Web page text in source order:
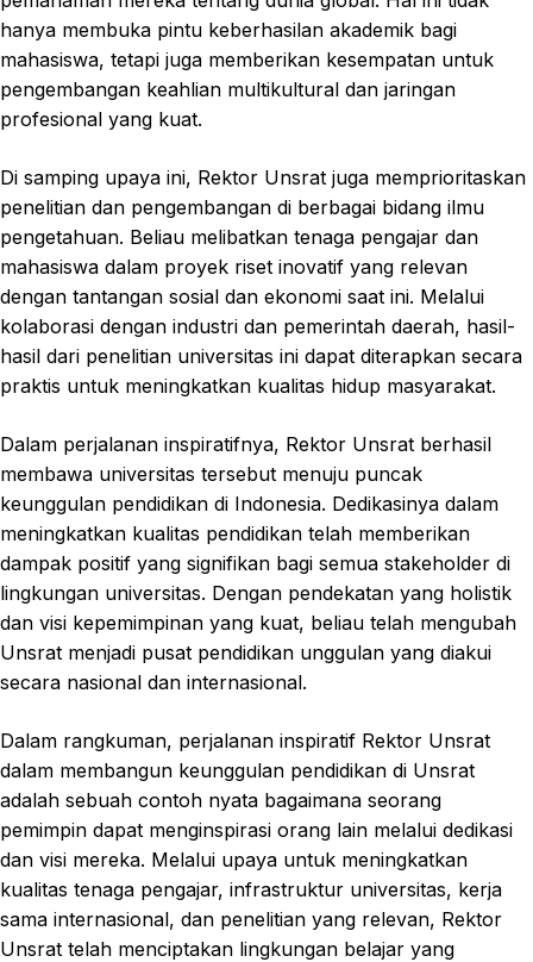
hanya membuka pintu keberhasilan akademik bagi
mahasiswa, tetapi juga memberikan kesempatan untuk
pengembangan keahlian multikultural dan jaringan
profesional yang kuat.
Di samping upaya ini, Rektor Unsrat juga memprioritaskan
penelitian dan pengembangan di berbagai bidang ilmu
pengetahuan. Beliau melibatkan tenaga pengajar dan
mahasiswa dalam proyek riset inovatif yang relevan
dengan tantangan sosial dan ekonomi saat ini. Melalui
kolaborasi dengan industri dan pemerintah daerah, hasil-
hasil dari penelitian universitas ini dapat diterapkan secara
praktis untuk meningkatkan kualitas hidup masyarakat.
Dalam perjalanan inspiratifnya, Rektor Unsrat berhasil
membawa universitas tersebut menuju puncak
keunggulan pendidikan di Indonesia. Dedikasinya dalam
meningkatkan kualitas pendidikan telah memberikan
dampak positif yang signifikan bagi semua stakeholder di
lingkungan universitas. Dengan pendekatan yang holistik
dan visi kepemimpinan yang kuat, beliau telah mengubah
Unsrat menjadi pusat pendidikan unggulan yang diakui
secara nasional dan internasional.
Dalam rangkuman, perjalanan inspiratif Rektor Unsrat
dalam membangun keunggulan pendidikan di Unsrat
adalah sebuah contoh nyata bagaimana seorang
pemimpin dapat menginspirasi orang lain melalui dedikasi
dan visi mereka. Melalui upaya untuk meningkatkan
kualitas tenaga pengajar, infrastruktur universitas, kerja
sama internasional, dan penelitian yang relevan, Rektor
Unsrat telah menciptakan lingkungan belajar yang